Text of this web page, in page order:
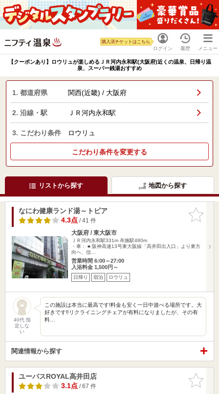
ログイン
購入済チケットはこちら
履歴 メニュー
【クーポンあり】ロウリュが楽しめるＪＲ河内永和駅(大阪府)近くの温泉、日帰り温
泉、スーパー銭湯おすすめ
1. 都道府県 関西(近畿) / 大阪府
2. 沿線・駅 ＪＲ河内永和駅
3. こだわり条件 ロウリュ
こだわり条件を変更する
リストから探す 地図から探す
お気に入
りに追加
なにわ健康ランド湯～トピア
4.3点/ 41 件
大阪府 / 東大阪市
ＪＲ河内永和駅331m 布施駅480m
・車： ■ 阪神高速13号東大阪線「高井田出入口」より東方
向へ、信…
営業時間 6:00～27:00
入浴料金 1,500円～
日帰り 宿泊 ロウリュ
40代 指
定しな
い
この施設は本当に最高です!料金も安く一日中遊べる場所です。大
好きです‼︎リクライニングチェアが有料になりましたが、その有
料…
関連情報から探す
お気に入
りに追加
ユーバスROYAL高井田店
3.1点/ 67 件